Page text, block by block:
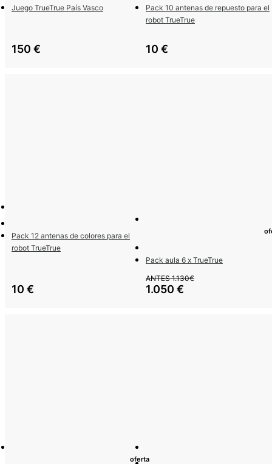
Juego TrueTrue País Vasco
150 €
Pack 10 antenas de repuesto para el
robot TrueTrue
10 €
Pack 12 antenas de colores para el
robot TrueTrue
10 €
Pack aula 6 x TrueTrue
ANTES 1.130€
1.050 €
oferta